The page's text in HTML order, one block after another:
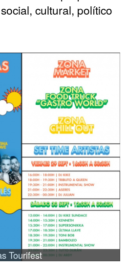
cultural, político
Tourifest